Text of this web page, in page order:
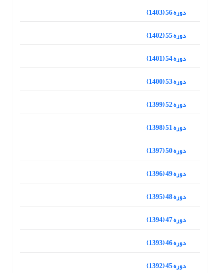
دوره 56 (1403)
دوره 55 (1402)
دوره 54 (1401)
دوره 53 (1400)
دوره 52 (1399)
دوره 51 (1398)
دوره 50 (1397)
دوره 49 (1396)
دوره 48 (1395)
دوره 47 (1394)
دوره 46 (1393)
دوره 45 (1392)